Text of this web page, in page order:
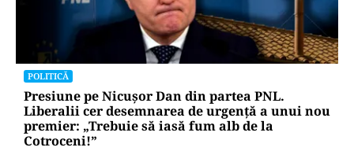
POLITICĂ
Presiune pe Nicușor Dan din partea PNL.
Liberalii cer desemnarea de urgență a unui nou
premier: „Trebuie să iasă fum alb de la
Cotroceni!”